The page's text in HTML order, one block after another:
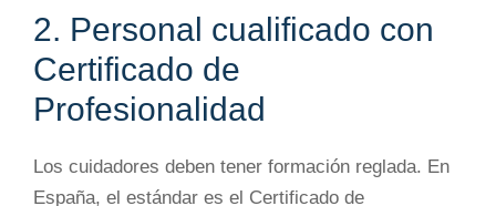
2. Personal cualificado con
Certificado de
Profesionalidad
Los cuidadores deben tener formación reglada. En
España, el estándar es el Certificado de